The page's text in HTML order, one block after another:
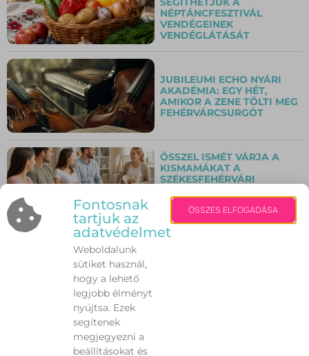
NÉPTÁNCFESZTIVÁL
VENDÉGEINEK
VENDÉGLÁTÁSÁT
JUBILEUMI ECHO NYÁRI
AKADÉMIA: EGY HÉT,
AMIKOR A ZENE TÖLTI MEG
FEHÉRVÁRCSURGÓT
ŐSSZEL ISMÉT VÁRJA A
KISMAMÁKAT A
SZÉKESFEHÉRVÁRI
SZÜLÉSFELKÉSZÍTŐ
TANFOLYAM
Fontosnak
tartjuk az
adatvédelmet
Weboldalunk
sütiket használ,
hogy a lehető
legjobb élményt
nyújtsa. Ezek
segítenek
megjegyezni a
beállításokat és
ÖSSZES ELFOGADÁSA